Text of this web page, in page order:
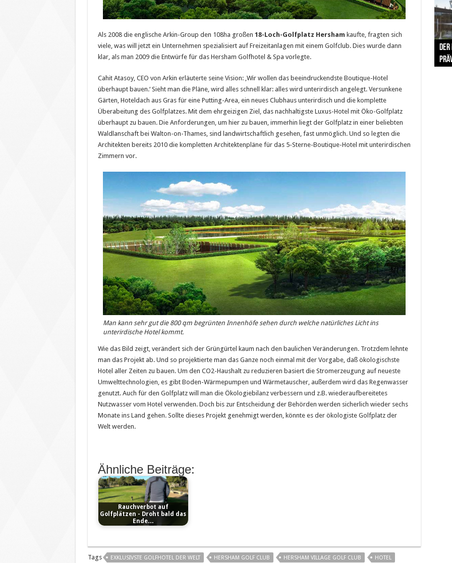
Als 2008 die englische Arkin-Group den 108ha großen 18-Loch-Golfplatz Hersham kaufte, fragten sich
viele, was will jetzt ein Unternehmen spezialisiert auf Freizeitanlagen mit einem Golfclub. Dies wurde dann
klar, als man 2009 die Entwürfe für das Hersham Golfhotel & Spa vorlegte.
Cahit Atasoy, CEO von Arkin erläuterte seine Vision: ‚Wir wollen das beeindruckendste Boutique-Hotel
überhaupt bauen.‘ Sieht man die Pläne, wird alles schnell klar: alles wird unterirdisch angelegt. Versunkene
Gärten, Hoteldach aus Gras für eine Putting-Area, ein neues Clubhaus unterirdisch und die komplette
Überabeitung des Golfplatzes. Mit dem ehrgeizigen Ziel, das nachhaltigste Luxus-Hotel mit Öko-Golfplatz
überhaupt zu bauen. Die Anforderungen, um hier zu bauen, immerhin liegt der Golfplatz in einer beliebten
Waldlanschaft bei Walton-on-Thames, sind landwirtschaftlich gesehen, fast unmöglich. Und so legten die
Architekten bereits 2010 die kompletten Architektenpläne für das 5-Sterne-Boutique-Hotel mit unterirdischen
Zimmern vor.
Man kann sehr gut die 800 qm begrünten Innenhöfe sehen durch welche natürliches Licht ins
unterirdische Hotel kommt.
Wie das Bild zeigt, verändert sich der Grüngürtel kaum nach den baulichen Veränderungen. Trotzdem lehnte
man das Projekt ab. Und so projektierte man das Ganze noch einmal mit der Vorgabe, daß ökologischste
Hotel aller Zeiten zu bauen. Um den CO2-Haushalt zu reduzieren basiert die Stromerzeugung auf neueste
Umwelttechnologien, es gibt Boden-Wärmepumpen und Wärmetauscher, außerdem wird das Regenwasser
genutzt. Auch für den Golfplatz will man die Ökologiebilanz verbessern und z.B. wiederaufbereitetes
Nutzwasser vom Hotel verwenden. Doch bis zur Entscheidung der Behörden werden sicherlich wieder sechs
Monate ins Land gehen. Sollte dieses Projekt genehmigt werden, könnte es der ökologiste Golfplatz der
Welt werden.
Ähnliche Beiträge:
Rauchverbot auf
Golfplätzen - Droht bald das
Ende…
Tags EXKLUSIVSTE GOLFHOTEL DER WELT HERSHAM GOLF CLUB HERSHAM VILLAGE GOLF CLUB HOTEL
The